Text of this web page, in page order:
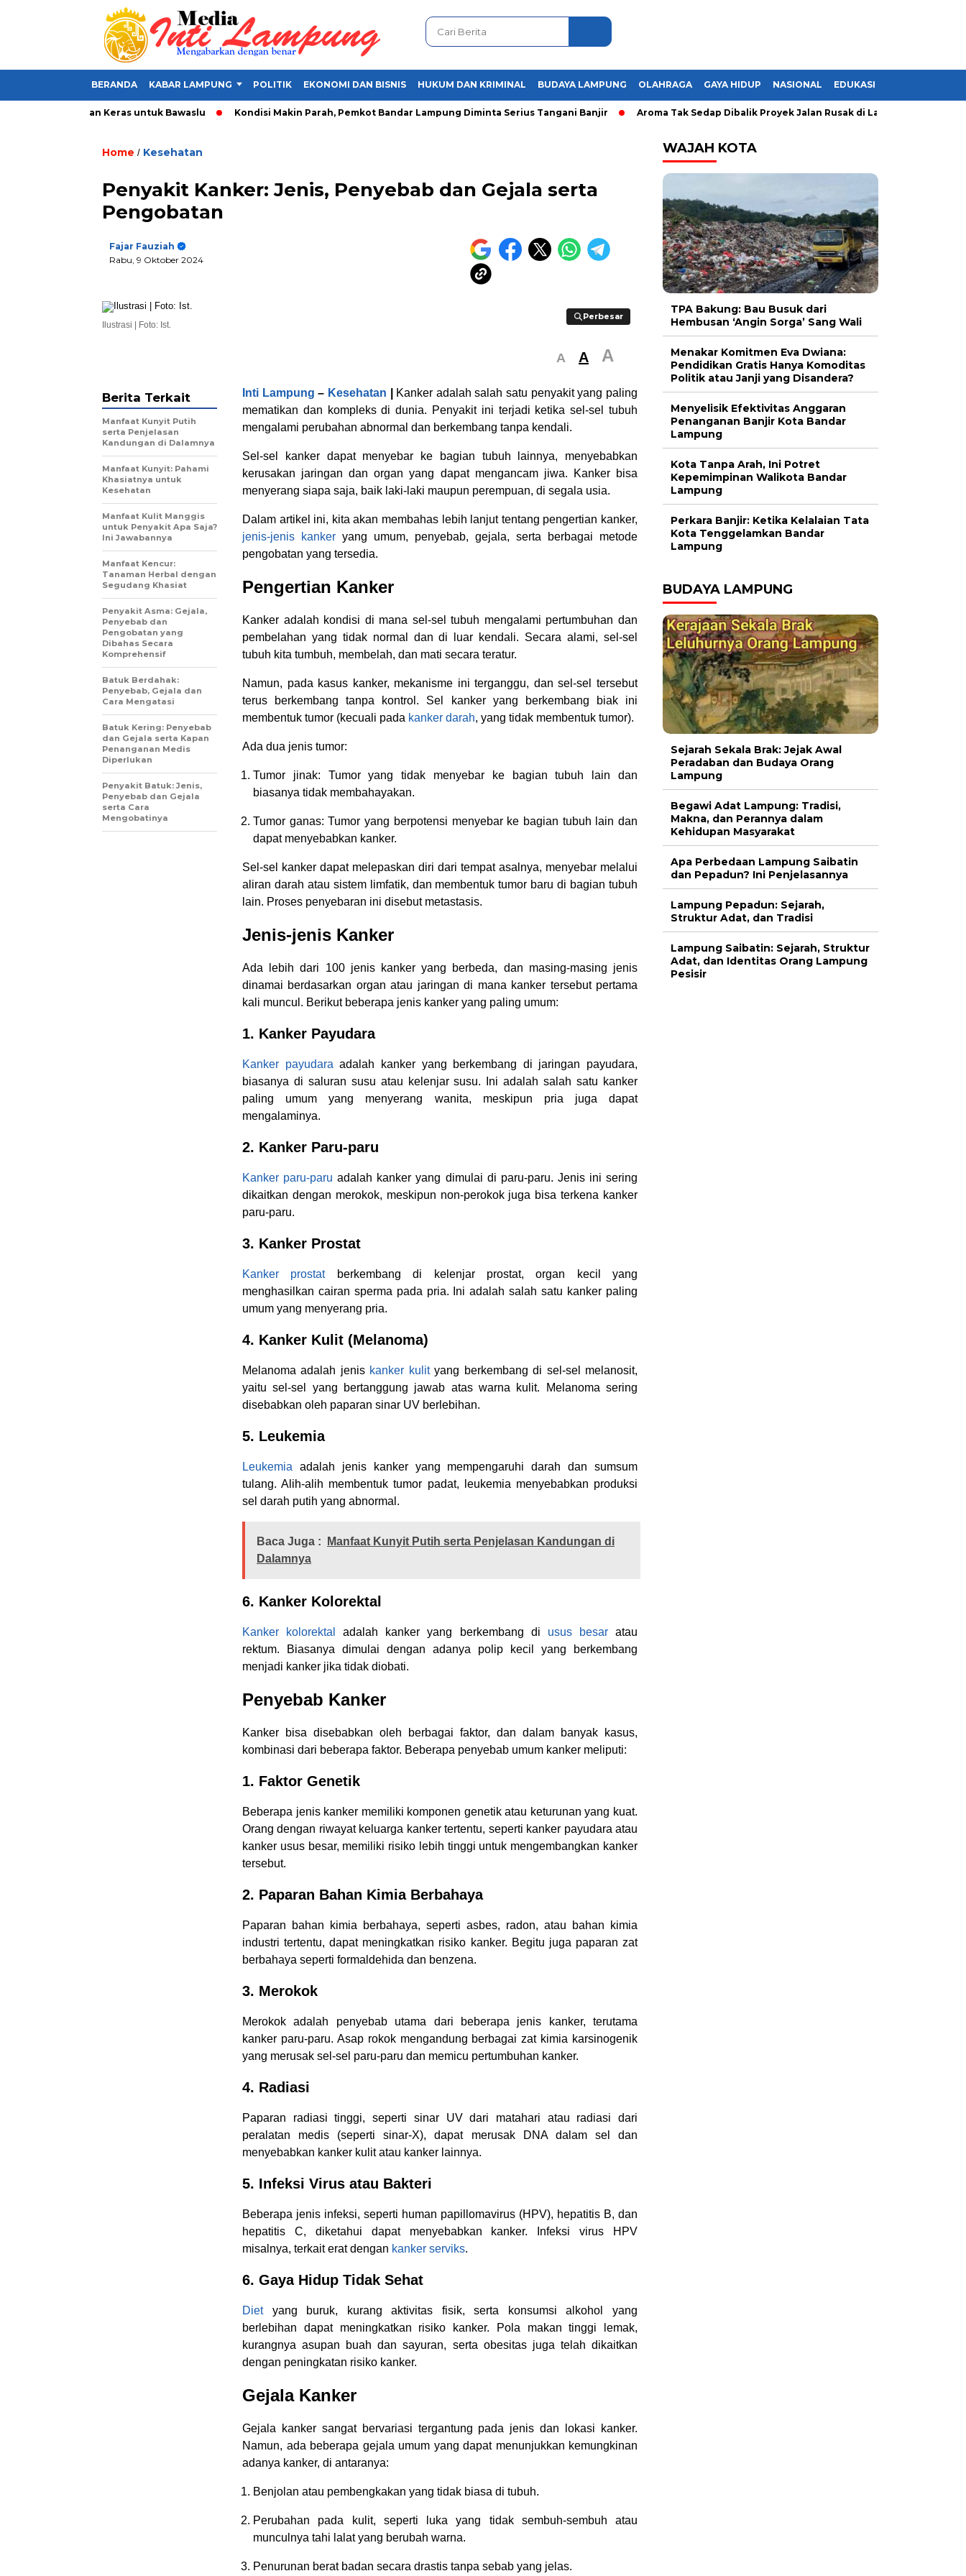
BERANDA KABAR LAMPUNG POLITIK EKONOMI DAN BISNIS HUKUM DAN KRIMINAL BUDAYA LAMPUNG OLAHRAGA GAYA HIDUP NASIONAL EDUKASI
Tamparan Keras untuk Bawaslu Kondisi Makin Parah, Pemkot Bandar Lampung Diminta Serius Tangani Banjir Aroma Tak Sedap Dibalik Proyek Jalan Rusak di Lampung, Monopoli?
Home / Kesehatan
Penyakit Kanker: Jenis, Penyebab dan Gejala serta
Pengobatan
Fajar Fauziah
Rabu, 9 Oktober 2024
Perbesar
Perbesar
Ilustrasi | Foto: Ist.
A A A
Inti Lampung – Kesehatan
Kanker adalah salah satu penyakit yang paling
mematikan dan kompleks di dunia. Penyakit ini terjadi ketika sel-sel tubuh
mengalami perubahan abnormal dan berkembang tanpa kendali.
Sel-sel kanker dapat menyebar ke bagian tubuh lainnya, menyebabkan
kerusakan jaringan dan organ yang dapat mengancam jiwa. Kanker bisa
menyerang siapa saja, baik laki-laki maupun perempuan, di segala usia.
Dalam artikel ini, kita akan membahas lebih lanjut tentang pengertian kanker,
jenis-jenis kanker yang umum, penyebab, gejala, serta berbagai metode
pengobatan yang tersedia.
Pengertian Kanker
Kanker adalah kondisi di mana sel-sel tubuh mengalami pertumbuhan dan
pembelahan yang tidak normal dan di luar kendali. Secara alami, sel-sel
tubuh kita tumbuh, membelah, dan mati secara teratur.
Namun, pada kasus kanker, mekanisme ini terganggu, dan sel-sel tersebut
terus berkembang tanpa kontrol. Sel kanker yang berkembang biak ini
membentuk tumor (kecuali pada kanker darah, yang tidak membentuk tumor).
Ada dua jenis tumor:
Tumor jinak: Tumor yang tidak menyebar ke bagian tubuh lain dan
biasanya tidak membahayakan.
Tumor ganas: Tumor yang berpotensi menyebar ke bagian tubuh lain dan
dapat menyebabkan kanker.
Sel-sel kanker dapat melepaskan diri dari tempat asalnya, menyebar melalui
aliran darah atau sistem limfatik, dan membentuk tumor baru di bagian tubuh
lain. Proses penyebaran ini disebut metastasis.
Jenis-jenis Kanker
Ada lebih dari 100 jenis kanker yang berbeda, dan masing-masing jenis
dinamai berdasarkan organ atau jaringan di mana kanker tersebut pertama
kali muncul. Berikut beberapa jenis kanker yang paling umum:
1. Kanker Payudara
Kanker payudara adalah kanker yang berkembang di jaringan payudara,
biasanya di saluran susu atau kelenjar susu. Ini adalah salah satu kanker
paling umum yang menyerang wanita, meskipun pria juga dapat
mengalaminya.
2. Kanker Paru-paru
Kanker paru-paru adalah kanker yang dimulai di paru-paru. Jenis ini sering
dikaitkan dengan merokok, meskipun non-perokok juga bisa terkena kanker
paru-paru.
3. Kanker Prostat
Kanker prostatberkembang di kelenjar prostat, organ kecil yang
menghasilkan cairan sperma pada pria. Ini adalah salah satu kanker paling
umum yang menyerang pria.
4. Kanker Kulit (Melanoma)
Melanoma adalah jenis kanker kulityang berkembang di sel-sel melanosit,
yaitu sel-sel yang bertanggung jawab atas warna kulit. Melanoma sering
disebabkan oleh paparan sinar UV berlebihan.
5. Leukemia
Leukemia adalah jenis kanker yang mempengaruhi darah dan sumsum
tulang. Alih-alih membentuk tumor padat, leukemia menyebabkan produksi
sel darah putih yang abnormal.
Baca Juga :
Manfaat Kunyit Putih serta Penjelasan Kandungan di
Dalamnya
6. Kanker Kolorektal
Kanker kolorektal adalah kanker yang berkembang di usus besaratau
rektum. Biasanya dimulai dengan adanya polip kecil yang berkembang
menjadi kanker jika tidak diobati.
Penyebab Kanker
Kanker bisa disebabkan oleh berbagai faktor, dan dalam banyak kasus,
kombinasi dari beberapa faktor. Beberapa penyebab umum kanker meliputi:
1. Faktor Genetik
Beberapa jenis kanker memiliki komponen genetik atau keturunan yang kuat.
Orang dengan riwayat keluarga kanker tertentu, seperti kanker payudara atau
kanker usus besar, memiliki risiko lebih tinggi untuk mengembangkan kanker
tersebut.
2. Paparan Bahan Kimia Berbahaya
Paparan bahan kimia berbahaya, seperti asbes, radon, atau bahan kimia
industri tertentu, dapat meningkatkan risiko kanker. Begitu juga paparan zat
berbahaya seperti formaldehida dan benzena.
3. Merokok
Merokok adalah penyebab utama dari beberapa jenis kanker, terutama
kanker paru-paru. Asap rokok mengandung berbagai zat kimia karsinogenik
yang merusak sel-sel paru-paru dan memicu pertumbuhan kanker.
4. Radiasi
Paparan radiasi tinggi, seperti sinar UV dari matahari atau radiasi dari
peralatan medis (seperti sinar-X), dapat merusak DNA dalam sel dan
menyebabkan kanker kulit atau kanker lainnya.
5. Infeksi Virus atau Bakteri
Beberapa jenis infeksi, seperti human papillomavirus (HPV), hepatitis B, dan
hepatitis C, diketahui dapat menyebabkan kanker. Infeksi virus HPV
misalnya, terkait erat dengan kanker serviks.
6. Gaya Hidup Tidak Sehat
Dietyang buruk, kurang aktivitas fisik, serta konsumsi alkohol yang
berlebihan dapat meningkatkan risiko kanker. Pola makan tinggi lemak,
kurangnya asupan buah dan sayuran, serta obesitas juga telah dikaitkan
dengan peningkatan risiko kanker.
Gejala Kanker
Gejala kanker sangat bervariasi tergantung pada jenis dan lokasi kanker.
Namun, ada beberapa gejala umum yang dapat menunjukkan kemungkinan
adanya kanker, di antaranya:
Benjolan atau pembengkakan yang tidak biasa di tubuh.
Perubahan pada kulit, seperti luka yang tidak sembuh-sembuh atau
munculnya tahi lalat yang berubah warna.
Penurunan berat badan secara drastis tanpa sebab yang jelas.
Berita Terkait
Manfaat Kunyit Putih
serta Penjelasan
Kandungan di Dalamnya
Manfaat Kunyit: Pahami
Khasiatnya untuk
Kesehatan
Manfaat Kulit Manggis
untuk Penyakit Apa Saja?
Ini Jawabannya
Manfaat Kencur:
Tanaman Herbal dengan
Segudang Khasiat
Penyakit Asma: Gejala,
Penyebab dan
Pengobatan yang
Dibahas Secara
Komprehensif
Batuk Berdahak:
Penyebab, Gejala dan
Cara Mengatasi
Batuk Kering: Penyebab
dan Gejala serta Kapan
Penanganan Medis
Diperlukan
Penyakit Batuk: Jenis,
Penyebab dan Gejala
serta Cara
Mengobatinya
WAJAH KOTA
TPA Bakung: Bau Busuk dari
Hembusan ‘Angin Sorga’ Sang Wali
Menakar Komitmen Eva Dwiana:
Pendidikan Gratis Hanya Komoditas
Politik atau Janji yang Disandera?
Menyelisik Efektivitas Anggaran
Penanganan Banjir Kota Bandar
Lampung
Kota Tanpa Arah, Ini Potret
Kepemimpinan Walikota Bandar
Lampung
Perkara Banjir: Ketika Kelalaian Tata
Kota Tenggelamkan Bandar
Lampung
BUDAYA LAMPUNG
Sejarah Sekala Brak: Jejak Awal
Peradaban dan Budaya Orang
Lampung
Begawi Adat Lampung: Tradisi,
Makna, dan Perannya dalam
Kehidupan Masyarakat
Apa Perbedaan Lampung Saibatin
dan Pepadun? Ini Penjelasannya
Lampung Pepadun: Sejarah,
Struktur Adat, dan Tradisi
Lampung Saibatin: Sejarah, Struktur
Adat, dan Identitas Orang Lampung
Pesisir